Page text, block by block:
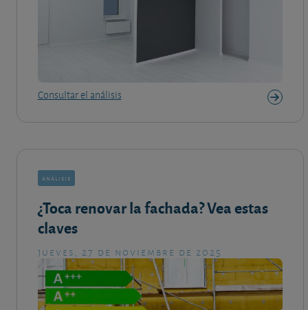
Consultar el análisis
análisis
¿Toca renovar la fachada? Vea estas
claves
jueves, 27 de noviembre de 2025